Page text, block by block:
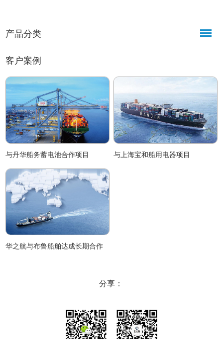
少维
产品分类
客户案例
与丹华船务蓄电池合作项目 与上海宝和船用电器项目
华之航与布鲁船舶达成长期合作
分享：